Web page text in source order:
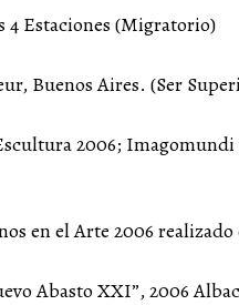
4 Estaciones (Migratorio)
Buenos Aires. (Ser
2006;
en el Arte 2006
Abasto XXI”, 2006